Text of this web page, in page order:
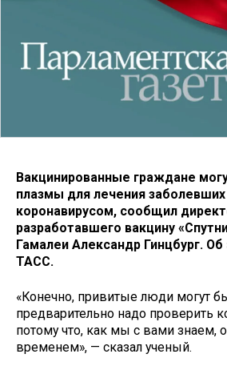
Вакцинированные граждане
плазмы для лечения заболевших
коронавирусом, сообщил
разработавшего вакцину
Гамалеи Александр Гинцбург.
ТАСС.
«Конечно, привитые люди могут
предварительно надо проверить
потому что, как мы с вами знаем,
временем», — сказал ученый.